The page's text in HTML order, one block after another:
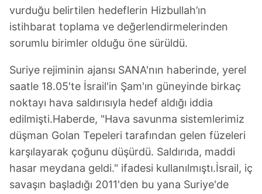
vurduğu belirtilen hedeflerin Hizbullah’ın
istihbarat toplama ve değerlendirmelerinden
sorumlu birimler olduğu öne sürüldü.
Suriye rejiminin ajansı SANA'nın haberinde, yerel
saatle 18.05'te İsrail'in Şam'ın güneyinde birkaç
noktayı hava saldırısıyla hedef aldığı iddia
edilmişti.Haberde, "Hava savunma sistemlerimiz
düşman Golan Tepeleri tarafından gelen füzeleri
karşılayarak çoğunu düşürdü. Saldırıda, maddi
hasar meydana geldi." ifadesi kullanılmıştı.İsrail, iç
savaşın başladığı 2011'den bu yana Suriye'de